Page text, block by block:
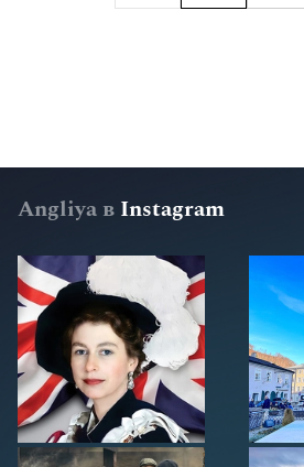
Angliya в Instagram